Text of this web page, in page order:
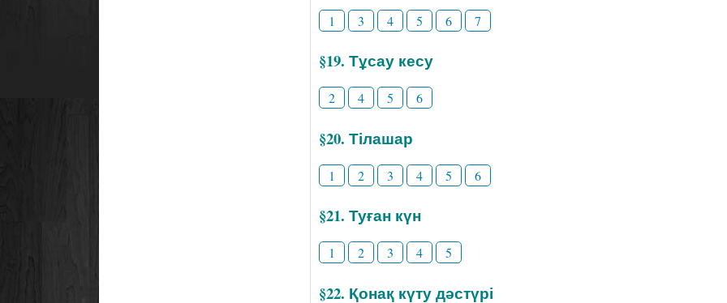
1 3 4 5 6 7
§19. Тұсау кесу
2 4 5 6
§20. Тілашар
1 2 3 4 5 6
§21. Туған күн
1 2 3 4 5
§22. Қонақ күту дәстүрі